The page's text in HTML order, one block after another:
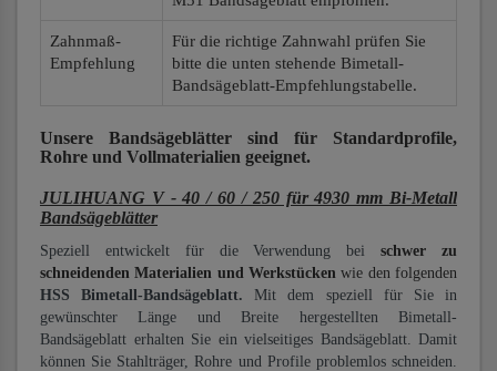
Zahnmaß-
Empfehlung
Für die richtige Zahnwahl prüfen Sie
bitte die unten stehende Bimetall-
Bandsägeblatt-Empfehlungstabelle.
Unsere Bandsägeblätter sind für Standardprofile,
Rohre und Vollmaterialien geeignet.
JULIHUANG V - 40 / 60 / 250 für 4930 mm Bi-Metall
Bandsägeblätter
Speziell entwickelt für die Verwendung beischwer zu
schneidenden Materialien und Werkstücken wie den folgenden
HSS Bimetall-Bandsägeblatt. Mit dem speziell für Sie in
gewünschter Länge und Breite hergestellten Bimetall-
Bandsägeblatt erhalten Sie ein vielseitiges Bandsägeblatt. Damit
können Sie Stahlträger, Rohre und Profile problemlos schneiden.